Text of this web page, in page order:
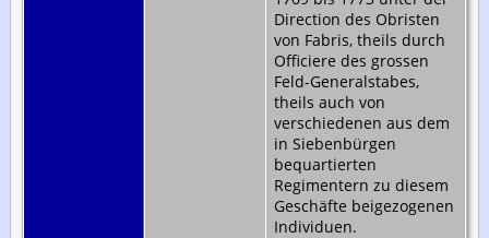
Direction des Obristen
von Fabris, theils durch
Officiere des grossen
Feld-Generalstabes,
theils auch von
verschiedenen aus dem
in Siebenbürgen
bequartierten
Regimentern zu diesem
Geschäfte beigezogenen
Individuen.